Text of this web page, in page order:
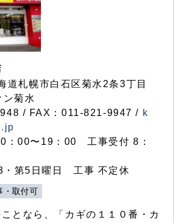
札幌市白石区菊水2条3丁目
菊水
/ FAX：011-821-9947 / k
：00〜19：00 工事受付 8：
・第5日曜日 工事 不定休
・取付可
となら、「カギの１１０番・カ